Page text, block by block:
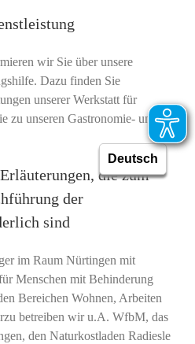
wir Sie über unsere
Dazu finden Sie
unserer Werkstatt für
zu unseren Gastronomie- und
die zum
der
sind
im Raum Nürtingen mit
Menschen mit Behinderung
Bereichen Wohnen, Arbeiten
betreiben wir u.A. WfbM, das
den Naturkostladen Radiesle